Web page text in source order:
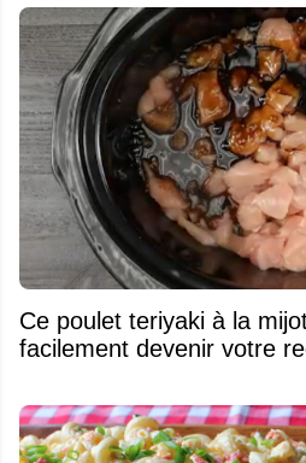
Ce poulet teriyaki à la
facilement devenir votre